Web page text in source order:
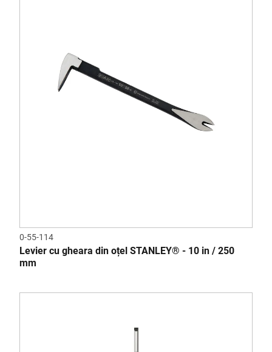
0-55-114
Levier cu gheara din oțel STANLEY® - 10 in / 250
mm